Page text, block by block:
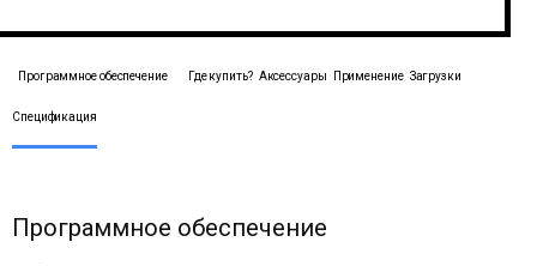
Программное обеспечение Где купить? Аксессуары Применение Загрузки
Спецификация
Программное обеспечение